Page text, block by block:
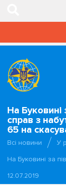
На
справ з
65 на
Всі новини
У
На Буковині за
12.07.2019